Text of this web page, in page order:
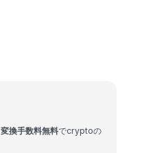
変換手数料無料でcryptoの